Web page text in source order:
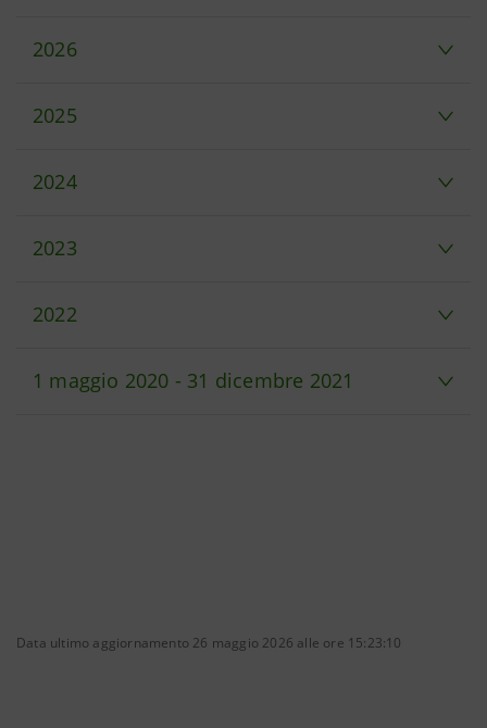
2026
2025
2024
2023
2022
1 maggio 2020 - 31 dicembre 2021
Data ultimo aggiornamento 26 maggio 2026 alle ore 15:23:10